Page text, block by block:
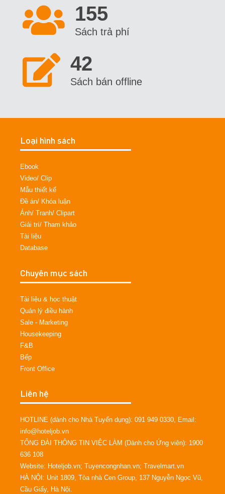
155
Sách trả phí
42
Sách bán offline
Loại hình sách
Ebook
Video/ Clip
Mẫu thiết kế
Đề án/ Khóa luận
Ảnh/ Tranh/ Clipart
Giải trí/ Tham khảo
Tài liệu
Database
Chuyên mục sách
Tài liệu & học thuật
Quản lý điều hành
Sale - Marketing
Housekeeping
F&B
Bếp
Front Office
Liên hệ
HOTLINE (dành cho Nhà Tuyển dụng): 091 949 0330, Email:
info@hoteljob.vn
TỔNG ĐÀI THÔNG TIN VIỆC LÀM (Dành cho Ứng viên): 1900
636 108
Website: Hoteljob.vn; Tuyencongnhan.vn; Travelmart.vn
HÀ NỘI: Unit 1809, Tòa nhà Cen Group, 137 Nguyễn Ngọc Vũ,
Cầu Giấy, Hà Nội.